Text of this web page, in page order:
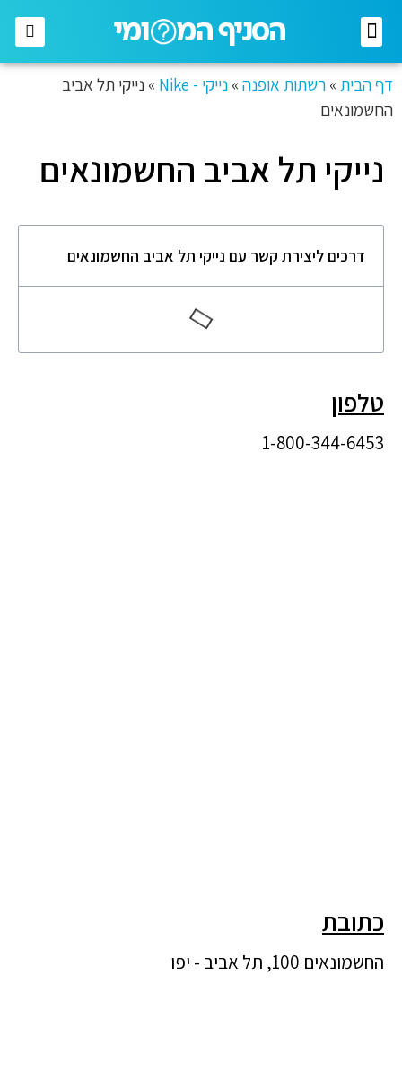
דף הבית » רשתות אופנה » נייקי - Nike » נייקי תל אביב
החשמונאים
נייקי תל אביב החשמונאים
דרכים ליצירת קשר עם נייקי תל אביב החשמונאים
טלפון
1-800-344-6453
כתובת
החשמונאים 100, תל אביב - יפו